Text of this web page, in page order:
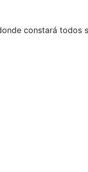
constará todos